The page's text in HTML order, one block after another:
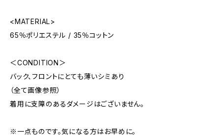
<MATERIAL>
65％ポリエステル / 35％コットン
＜CONDITION＞
バック、フロントにとても薄いシミあり
（全て画像参照）
着用に支障のあるダメージはございません。
※一点ものです。気になる方はお早めに。